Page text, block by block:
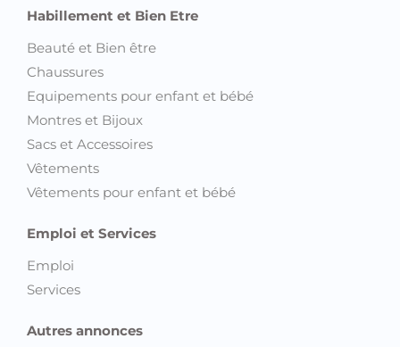
Habillement et Bien Etre
Beauté et Bien être
Chaussures
Equipements pour enfant et bébé
Montres et Bijoux
Sacs et Accessoires
Vêtements
Vêtements pour enfant et bébé
Emploi et Services
Emploi
Services
Autres annonces